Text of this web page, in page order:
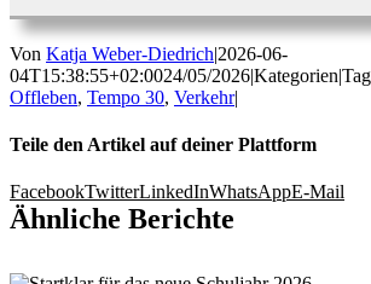
Von Katja Weber-Diedrich|2026-06-
04T15:38:55+02:0024/05/2026|Kategorien|
Offleben, Tempo 30, Verkehr|
Teile den Artikel auf deiner Plattform
FacebookTwitterLinkedInWhatsAppE-Mail
Ähnliche Berichte